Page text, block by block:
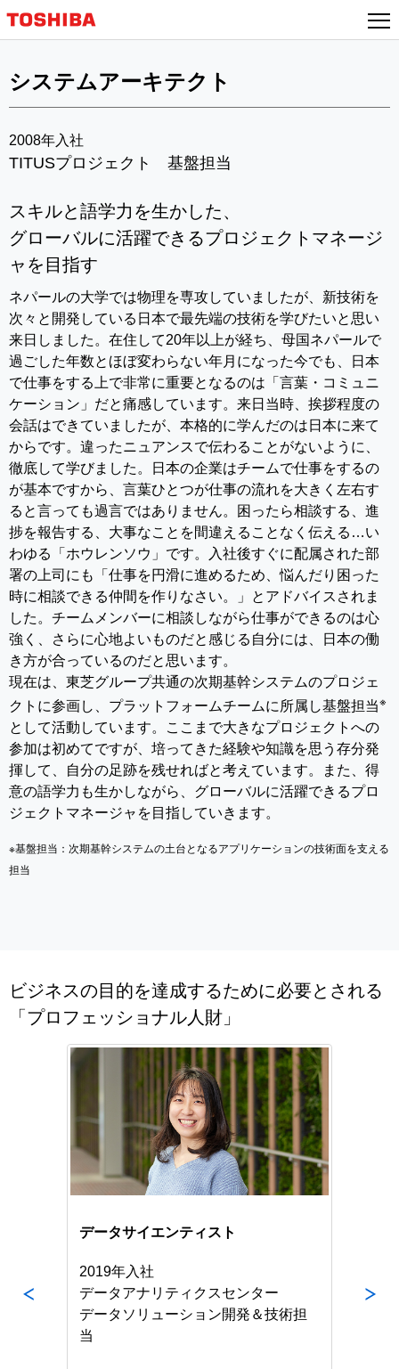
システムアーキテクト
2008年入社
TITUSプロジェクト 基盤担当
スキルと語学力を生かした、
グローバルに活躍できるプロジェクトマネージ
ャを目指す
ネパールの大学では物理を専攻していましたが、新技術を
次々と開発している日本で最先端の技術を学びたいと思い
来日しました。在住して20年以上が経ち、母国ネパールで
過ごした年数とほぼ変わらない年月になった今でも、日本
で仕事をする上で非常に重要となるのは「言葉・コミュニ
ケーション」だと痛感しています。来日当時、挨拶程度の
会話はできていましたが、本格的に学んだのは日本に来て
からです。違ったニュアンスで伝わることがないように、
徹底して学びました。日本の企業はチームで仕事をするの
が基本ですから、言葉ひとつが仕事の流れを大きく左右す
ると言っても過言ではありません。困ったら相談する、進
捗を報告する、大事なことを間違えることなく伝える…い
わゆる「ホウレンソウ」です。入社後すぐに配属された部
署の上司にも「仕事を円滑に進めるため、悩んだり困った
時に相談できる仲間を作りなさい。」とアドバイスされま
した。チームメンバーに相談しながら仕事ができるのは心
強く、さらに心地よいものだと感じる自分には、日本の働
き方が合っているのだと思います。
現在は、東芝グループ共通の次期基幹システムのプロジェ
クトに参画し、プラットフォームチームに所属し基盤担当※
として活動しています。ここまで大きなプロジェクトへの
参加は初めてですが、培ってきた経験や知識を思う存分発
揮して、自分の足跡を残せればと考えています。また、得
意の語学力も生かしながら、グローバルに活躍できるプロ
ジェクトマネージャを目指していきます。
※基盤担当：次期基幹システムの土台となるアプリケーションの技術面を支える
担当
ビジネスの目的を達成するために必要とされる
「プロフェッショナル人財」
データサイエンティスト
2019年入社
データアナリティクスセンター
データソリューション開発＆技術担
当
エ